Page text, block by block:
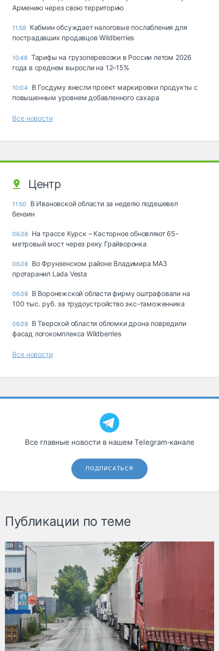
Армению через свою территорию
11:58 Кабмин обсуждает налоговые послабления для
пострадавших продавцов Wildberries
10:48 Тарифы на грузоперевозки в России летом 2026
года в среднем выросли на 12–15%
10:04
В Госдуму внесли проект маркировки продукты с
повышенным уровнем добавленного сахара
Все новости
Центр
11:50
В Ивановской области за неделю подешевел
бензин
06.08 На трассе Курск – Касторное обновляют 65-
метровый мост через реку Грайворонка
06.08 Во Фрунзенском районе Владимира МАЗ
протаранил Lada Vesta
06.08 В Воронежской области фирму оштрафовали на
100 тыс. руб. за трудоустройство экс-таможенника
06.08 В Тверской области обломки дрона повредили
фасад логокомплекса Wildberries
Все новости
Все главные новости в нашем Telegram‑канале
ПОДПИСАТЬСЯ
Публикации по теме